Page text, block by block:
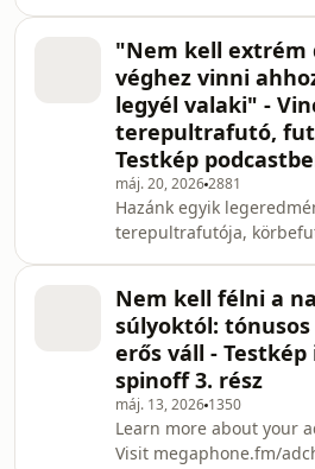
Egyik nap azt halljuk,
együk, másnap azt,
kellene többet
pedig a közösségi
diétatrendek és a
véleménye is
mit gondolunk a saját
A Testkép legújabb
rendkí
"Nem kell extrém
véghez vinni
legyél valaki" -
terepultrafutó,
Testkép
máj. 20, 20262881
Hazánk egyik
terepultrafutója,
hogy a fenntartható
szeretet a legfontosabb,
próbálja átadni az
ilyen szemléletben
futóedzőként a sportolói
edzésprogramját. Learn
your ad choices. Visit
Nem kell félni a
súlyoktól:
erős váll - Testkép
spinoff 3. rész
máj. 13, 2026 1350
Learn more about your
Visit megaphone.fm/